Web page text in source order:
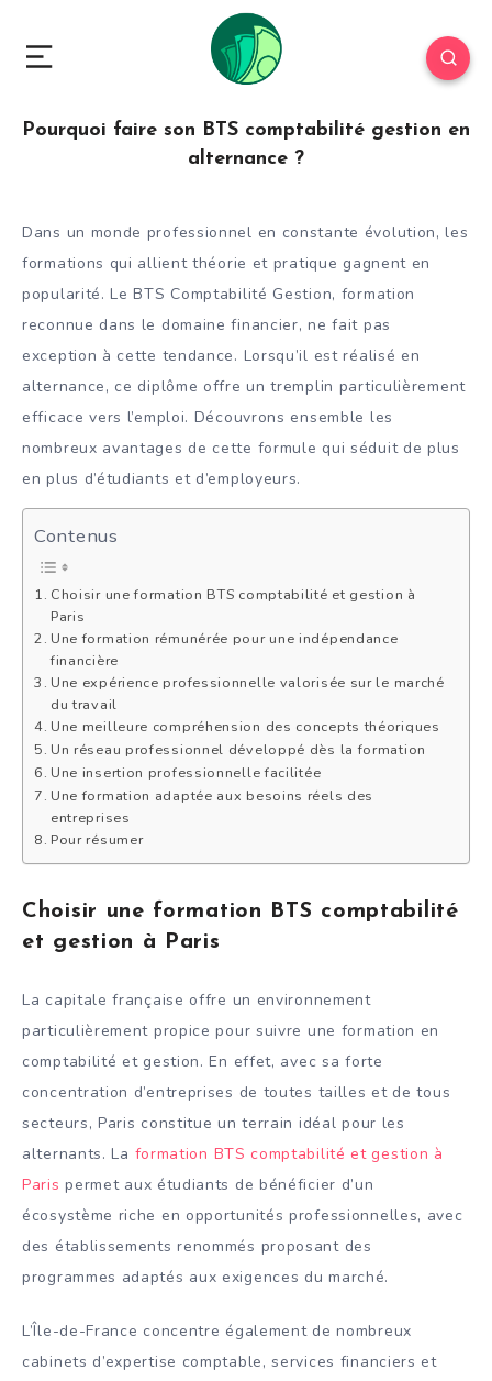
Pourquoi faire son BTS comptabilité gestion en
alternance ?
Dans un monde professionnel en constante évolution, les
formations qui allient théorie et pratique gagnent en
popularité. Le BTS Comptabilité Gestion, formation
reconnue dans le domaine financier, ne fait pas
exception à cette tendance. Lorsqu’il est réalisé en
alternance, ce diplôme offre un tremplin particulièrement
efficace vers l’emploi. Découvrons ensemble les
nombreux avantages de cette formule qui séduit de plus
en plus d’étudiants et d’employeurs.
Contenus
Choisir une formation BTS comptabilité et gestion à
Paris
Une formation rémunérée pour une indépendance
financière
Une expérience professionnelle valorisée sur le marché
du travail
Une meilleure compréhension des concepts théoriques
Un réseau professionnel développé dès la formation
Une insertion professionnelle facilitée
Une formation adaptée aux besoins réels des
entreprises
Pour résumer
Choisir une formation BTS comptabilité
et gestion à Paris
La capitale française offre un environnement
particulièrement propice pour suivre une formation en
comptabilité et gestion. En effet, avec sa forte
concentration d’entreprises de toutes tailles et de tous
secteurs, Paris constitue un terrain idéal pour les
alternants. La formation BTS comptabilité et gestion à
Paris permet aux étudiants de bénéficier d’un
écosystème riche en opportunités professionnelles, avec
des établissements renommés proposant des
programmes adaptés aux exigences du marché.
L’Île-de-France concentre également de nombreux
cabinets d’expertise comptable, services financiers et